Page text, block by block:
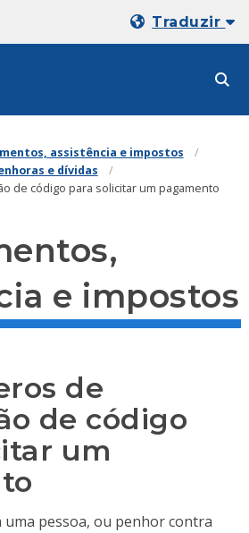
Traduzir
assistência e impostos
e dívidas
de código para solicitar um pagamento
e impostos
de
de código
um
uma pessoa, ou penhor contra